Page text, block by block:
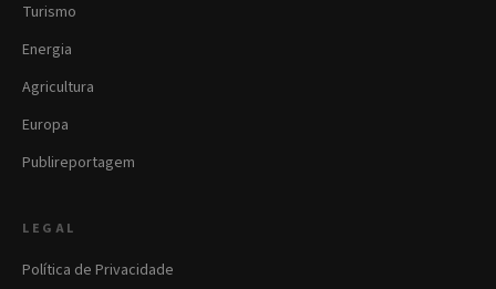
Turismo
Energia
Agricultura
Europa
Publireportagem
LEGAL
Política de Privacidade